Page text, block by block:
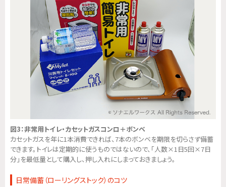
図3：非常用トイレ・カセットガスコンロ＋ボンベ
カセットガスを年に1本消費できれば、7本のボンベを期限を切らさず備蓄
できます。トイレは定期的に使うものではないので、「人数×1日5回×7日
分」を最低量として購入し、押し入れにしまっておきましょう。
日常備蓄（ローリングストック）のコツ